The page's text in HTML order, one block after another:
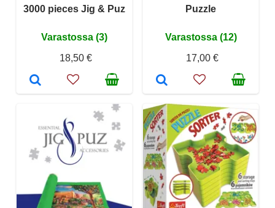
3000 pieces Jig & Puz
Varastossa (3)
18,50 €
Puzzle
Varastossa (12)
17,00 €